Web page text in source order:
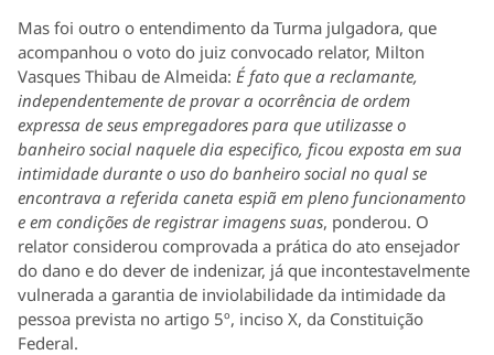
Mas foi outro o entendimento da Turma julgadora, que
acompanhou o voto do juiz convocado relator, Milton
Vasques Thibau de Almeida: É fato que a reclamante,
independentemente de provar a ocorrência de ordem
expressa de seus empregadores para que utilizasse o
banheiro social naquele dia especifico, ficou exposta em sua
intimidade durante o uso do banheiro social no qual se
encontrava a referida caneta espiã em pleno funcionamento
e em condições de registrar imagens suas, ponderou. O
relator considerou comprovada a prática do ato ensejador
do dano e do dever de indenizar, já que incontestavelmente
vulnerada a garantia de inviolabilidade da intimidade da
pessoa prevista no artigo 5º, inciso X, da Constituição
Federal.